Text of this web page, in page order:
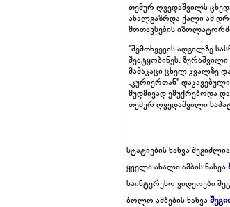
თემურ ღვედაშვილს
ახალგაზრდა ქალი ამ
მოთავსების
"შემთხვევის ადგილზე
შეატყობინეს.
მამაკაცი ცხელ კვალზე
„კურიერთან"
მუდმივად ემუქრებოდა
თემურ ღვედაშვილი
სტატიების ნახვა
ყველა ახალი ამბის ნახვა
საინტერესო ვიდეოები
ბოლო ამბების ნახვა